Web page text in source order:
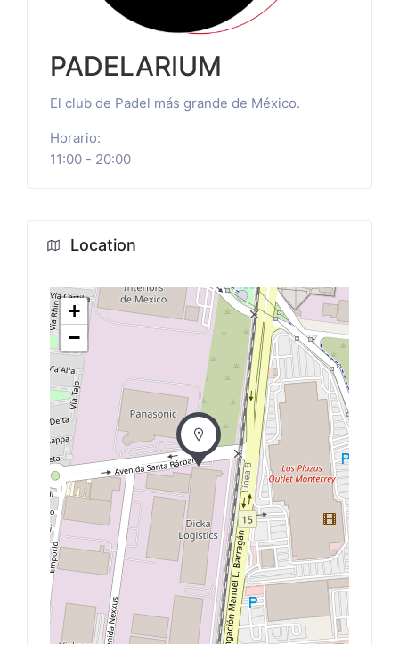
PADELARIUM
El club de Padel más grande de México.
Horario:
11:00 - 20:00
Location
+
−